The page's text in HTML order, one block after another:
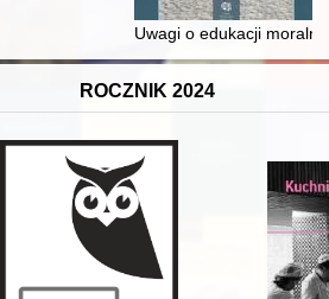
: prestiż finansowy i towarzyski
Uwagi o edukacji
ROCZNIK 2024